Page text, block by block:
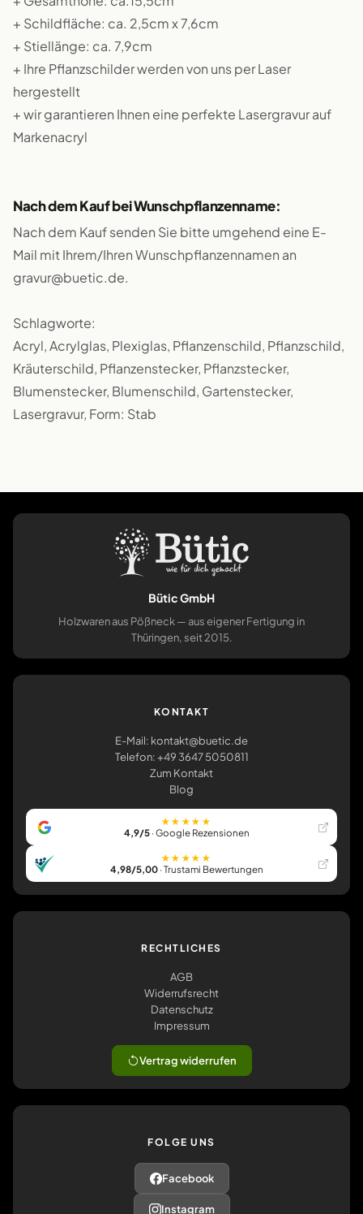
+ Schildfläche: ca. 2,5cm x 7,6cm
+ Stiellänge: ca. 7,9cm
+ Ihre Pflanzschilder werden von uns per Laser
hergestellt
+ wir garantieren Ihnen eine perfekte Lasergravur auf
Markenacryl
Nach dem Kauf bei Wunschpflanzenname:
Nach dem Kauf senden Sie bitte umgehend eine E-
Mail mit Ihrem/Ihren Wunschpflanzennamen an
gravur@buetic.de.
Schlagworte:
Acryl, Acrylglas, Plexiglas, Pflanzenschild, Pflanzschild,
Kräuterschild, Pflanzenstecker, Pflanzstecker,
Blumenstecker, Blumenschild, Gartenstecker,
Lasergravur, Form: Stab
Bütic GmbH
Holzwaren aus Pößneck — aus eigener Fertigung in
Thüringen, seit 2015.
KONTAKT
E-Mail: kontakt@buetic.de
Telefon: +49 3647 5050811
Zum Kontakt
Blog
★★★★★
4,9/5· Google Rezensionen
★★★★★
4,98/5,00· Trustami Bewertungen
RECHTLICHES
AGB
Widerrufsrecht
Datenschutz
Impressum
Vertrag widerrufen
FOLGE UNS
Facebook
Instagram